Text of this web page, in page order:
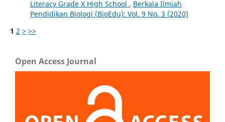
Literacy Grade X High School , Berkala Ilmiah
Pendidikan Biologi (BioEdu): Vol. 9 No. 3 (2020)
1 2 > >>
Open Access Journal